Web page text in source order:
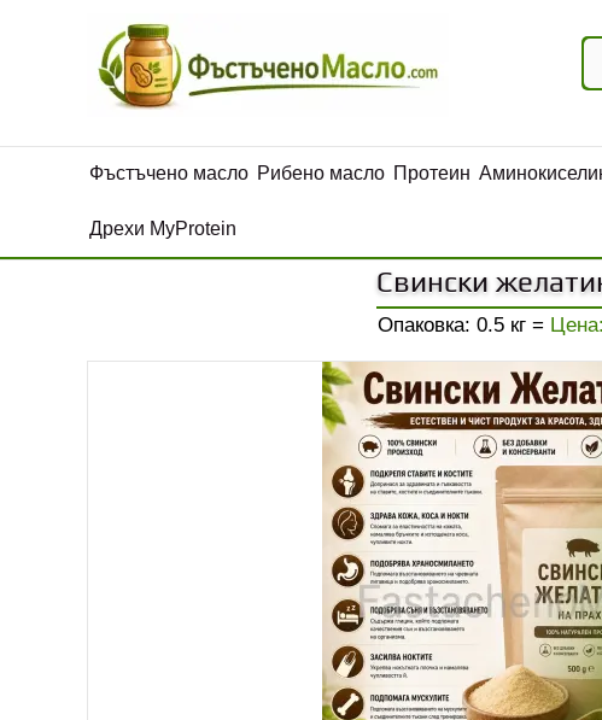
Фъстъчено масло Рибено масло Протеин
Дрехи MyProtein
Свински
Опаковка: 0.5 кг = Цена: